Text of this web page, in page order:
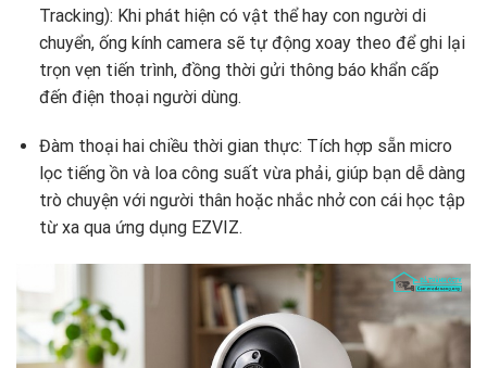
Tracking): Khi phát hiện có vật thể hay con người di
chuyển, ống kính camera sẽ tự động xoay theo để ghi lại
trọn vẹn tiến trình, đồng thời gửi thông báo khẩn cấp
đến điện thoại người dùng.
Đàm thoại hai chiều thời gian thực: Tích hợp sẵn micro
lọc tiếng ồn và loa công suất vừa phải, giúp bạn dễ dàng
trò chuyện với người thân hoặc nhắc nhở con cái học tập
từ xa qua ứng dụng EZVIZ.